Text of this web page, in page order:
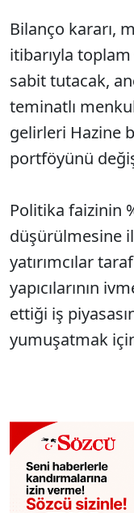
Bilanço kararı,
itibarıyla toplam
sabit tutacak,
teminatlı
gelirleri Hazine
portföyünü
Politika faizinin
düşürülmesine
yatırımcılar
yapıcılarının
ettiği iş
yumuşatmak